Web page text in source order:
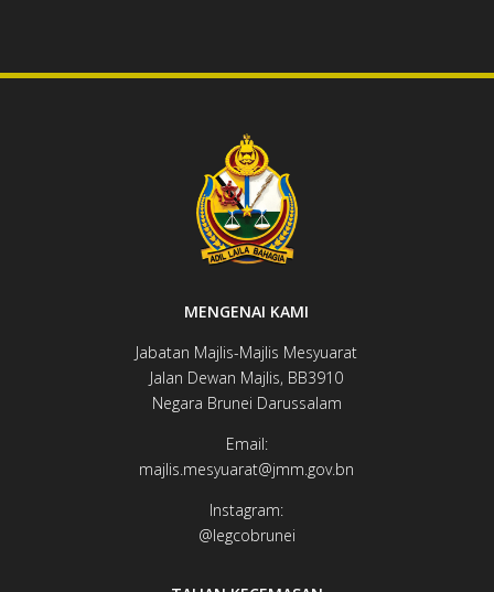
Istiadat Pembukaan Rasmi MMN Ke-21 (2025)
MMN Ke-20: Di Sebalik Tabir (2024)
Penangguhan MMN Ke-20 (2024)
Bangunan Dewan Majlis (2024)
MENGENAI KAMI
Jabatan Majlis-Majlis Mesyuarat
Jalan Dewan ​​​​Majlis, BB3910​
Negara Brunei Darussalam
Email:
majlis.mesyuarat@jmm.gov.bn
Instagram:
@legcobrunei​​​​